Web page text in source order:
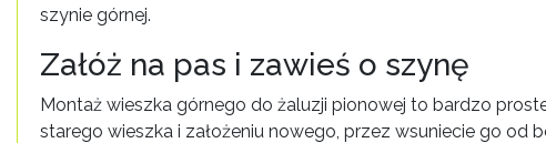
szynie górnej.
Załóż na pas i zawieś o szynę
Montaż wieszka górnego do żaluzji pionowej to bardzo
starego wieszka i założeniu nowego, przez wsuniecie go od